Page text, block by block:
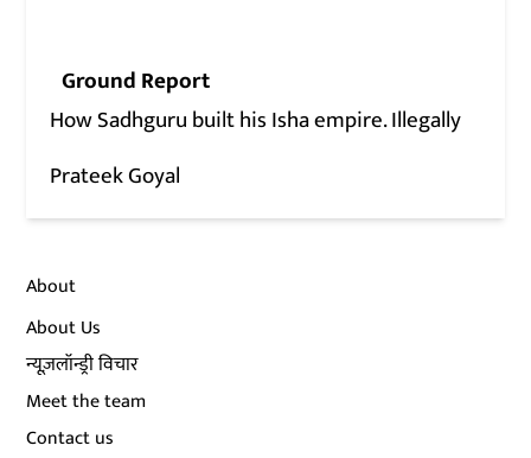
Ground Report
How Sadhguru built his Isha empire. Illegally
Prateek Goyal
About
About Us
न्यूज़लॉन्ड्री विचार
Meet the team
Contact us